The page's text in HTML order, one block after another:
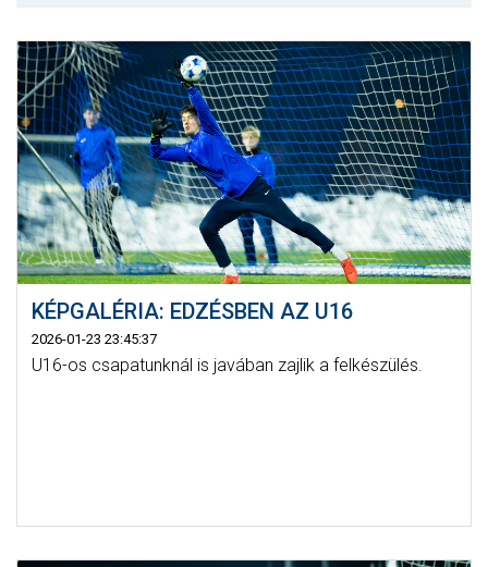
MÉRKŐZÉSEK
GALÉRIA
JELENTKEZÉS
SZURKOLÓI ÉLMÉNYEK
VEZETŐSÉG
KÉPGALÉRIA: EDZÉSBEN AZ U16
2026-01-23 23:45:37
U16-os csapatunknál is javában zajlik a felkészülés.